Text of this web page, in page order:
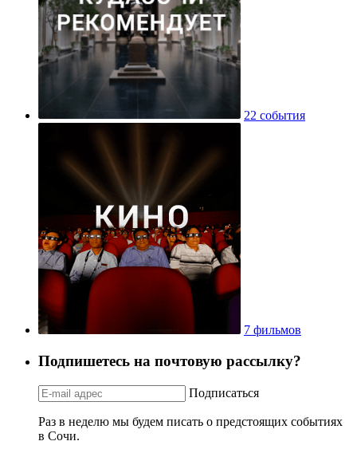
22 события
7 фильмов
Подпишетесь на почтовую рассылку?
Подписаться
Раз в неделю мы будем писать о предстоящих событиях
в Сочи.